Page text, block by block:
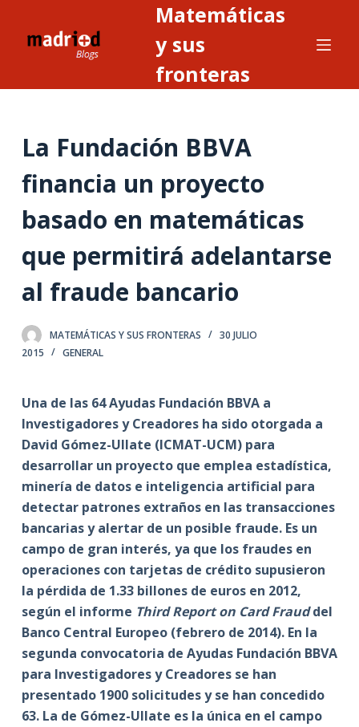
o
n
n
d
o
Matemáticas
y sus
fronteras
La Fundación BBVA
financia un proyecto
basado en matemáticas
que permitirá adelantarse
al fraude bancario
MATEMÁTICAS Y SUS FRONTERAS
30 JULIO
2015
GENERAL
Una de las 64 Ayudas Fundación BBVA a
Investigadores y Creadores ha sido otorgada a
David Gómez-Ullate (ICMAT-UCM) para
desarrollar un proyecto que emplea estadística,
minería de datos e inteligencia artificial para
detectar patrones extraños en las transacciones
bancarias y alertar de un posible fraude. Es un
campo de gran interés, ya que los fraudes en
operaciones con tarjetas de crédito supusieron
la pérdida de 1.33 billones de euros en 2012,
según el informe Third Report on Card Frauddel
Banco Central Europeo (febrero de 2014). En la
segunda convocatoria de Ayudas Fundación BBVA
para Investigadores y Creadores se han
presentado 1900 solicitudes y se han concedido
63. La de Gómez-Ullate es la única en el campo